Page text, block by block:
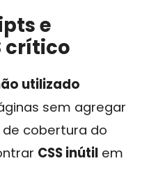
e
crítico
utilizado
sem agregar
cobertura do
CSS inútil em